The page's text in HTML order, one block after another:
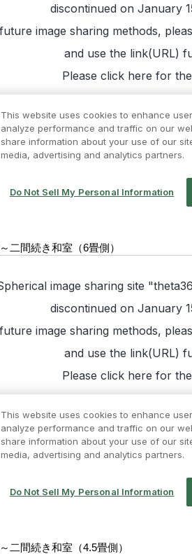
二間続き和室（6畳側）
二間続き和室（4.5畳側）